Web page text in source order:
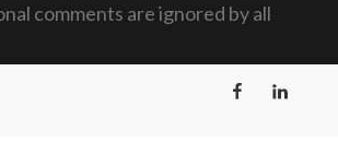
comments are ignored by all
FacebookLinkedIn